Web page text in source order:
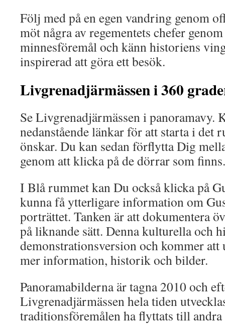
Följ med på en egen vandring genom
möt några av regementets chefer
minnesföremål och känn historiens
inspirerad att göra ett besök.
Livgrenadjärmässen i 360
Se Livgrenadjärmässen i panoramavy.
nedanstående länkar för att starta i det
önskar. Du kan sedan förflytta Dig
genom att klicka på de dörrar som finns.
I Blå rummet kan Du också klicka på
kunna få ytterligare information om
porträttet. Tanken är att dokumentera
på liknande sätt. Denna kulturella och
demonstrationsversion och kommer att
mer information, historik och bilder.
Panoramabilderna är tagna 2010 och
Livgrenadjärmässen hela tiden
traditionsföremålen ha flyttats till andra